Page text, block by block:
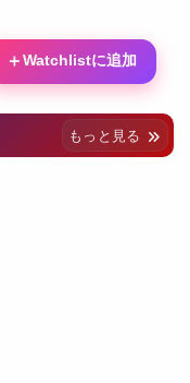
＋Watchlistに追加
もっと見る